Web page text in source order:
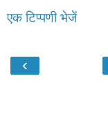
एक टिप्पणी भेजें
‹